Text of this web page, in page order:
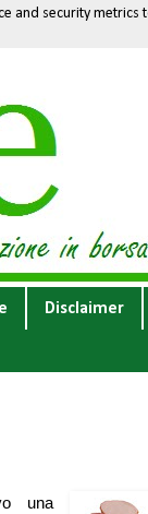
Disclaimer
una
and security